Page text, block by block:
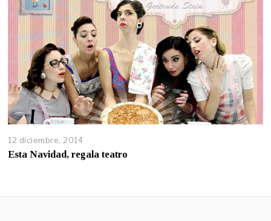
12 diciembre, 2014
Esta Navidad, regala teatro